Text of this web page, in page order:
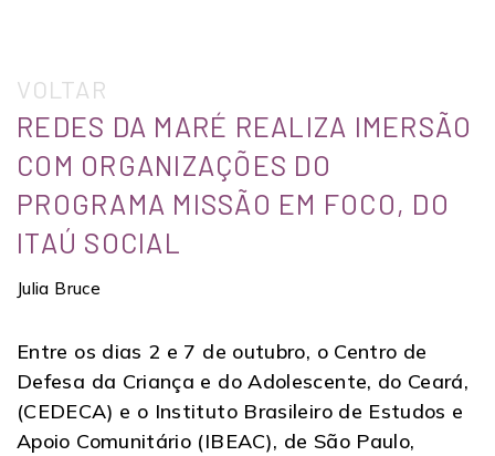
VOLTAR
REDES DA MARÉ REALIZA IMERSÃO
COM ORGANIZAÇÕES DO
PROGRAMA MISSÃO EM FOCO, DO
ITAÚ SOCIAL
Julia Bruce
Entre os dias 2 e 7 de outubro, o Centro de
Defesa da Criança e do Adolescente, do Ceará,
(CEDECA) e o Instituto Brasileiro de Estudos e
Apoio Comunitário (IBEAC), de São Paulo,